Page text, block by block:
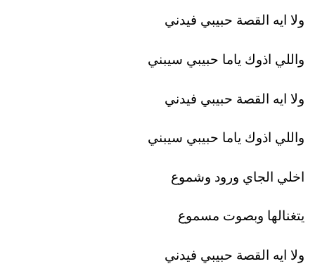
ولا ايه القصة حبيبي فيدني
واللي اذوك ياما حبيبي سيبني
ولا ايه القصة حبيبي فيدني
واللي اذوك ياما حبيبي سيبني
اخلي الجاي ورود وشموع
يتغنالها وبصوت مسموع
ولا ايه القصة حبيبي فيدني